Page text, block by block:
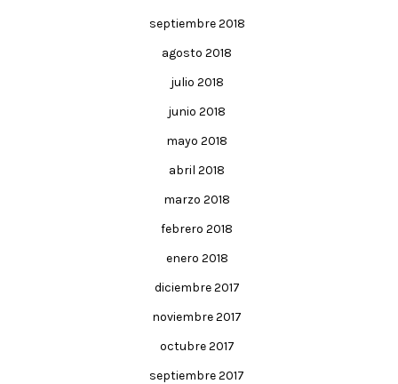
septiembre 2018
agosto 2018
julio 2018
junio 2018
mayo 2018
abril 2018
marzo 2018
febrero 2018
enero 2018
diciembre 2017
noviembre 2017
octubre 2017
septiembre 2017